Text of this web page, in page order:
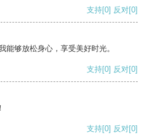
支持[0] 反对[0]
能够放松身心，享受美好时光。
支持[0] 反对[0]
支持[0] 反对[0]